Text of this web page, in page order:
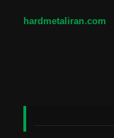
hardmetaliran.com